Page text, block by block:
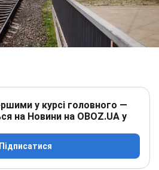
у курсі головного —
на Новини на OBOZ.UA у
Підписатися